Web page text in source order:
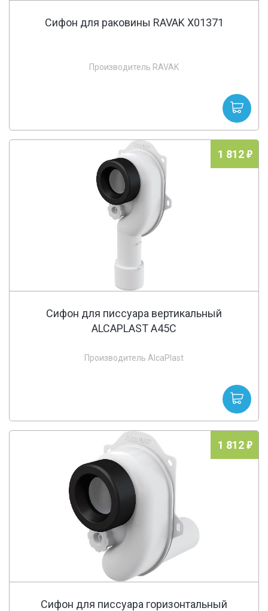
Сифон для раковины RAVAK X01371
Производитель RAVAK
1 812
Cифон для писсуара вертикальный
ALCAPLAST A45C
Производитель AlcaPlast
1 812
Cифон для писсуара горизонтальный